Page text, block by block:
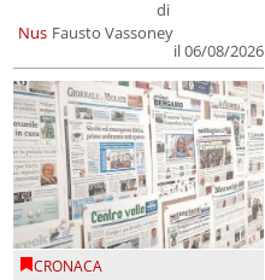
Nus
di
Fausto Vassoney
il 06/08/2026
CRONACA